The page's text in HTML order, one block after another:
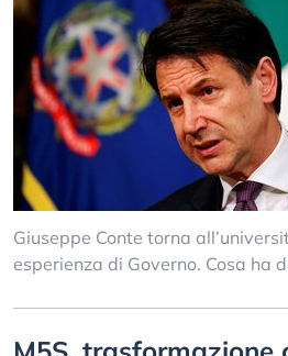
Giuseppe Conte torna
esperienza di Governo. Cosa ha